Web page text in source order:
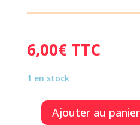
6,00€ TTC
1 en stock
quantitéAjouter au panier